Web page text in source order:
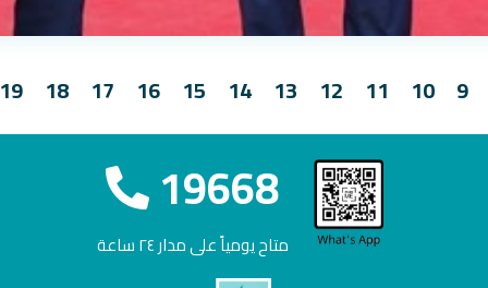
9
10
11
12
13
14
15
16
17
18
19668
متاح يومياً على مدار ٢٤ ساعة